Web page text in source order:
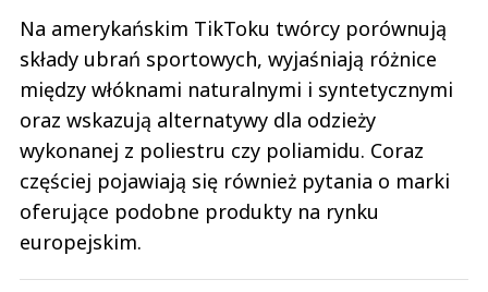
Na amerykańskim TikToku twórcy porównują
składy ubrań sportowych, wyjaśniają różnice
między włóknami naturalnymi i syntetycznymi
oraz wskazują alternatywy dla odzieży
wykonanej z poliestru czy poliamidu. Coraz
częściej pojawiają się również pytania o marki
oferujące podobne produkty na rynku
europejskim.